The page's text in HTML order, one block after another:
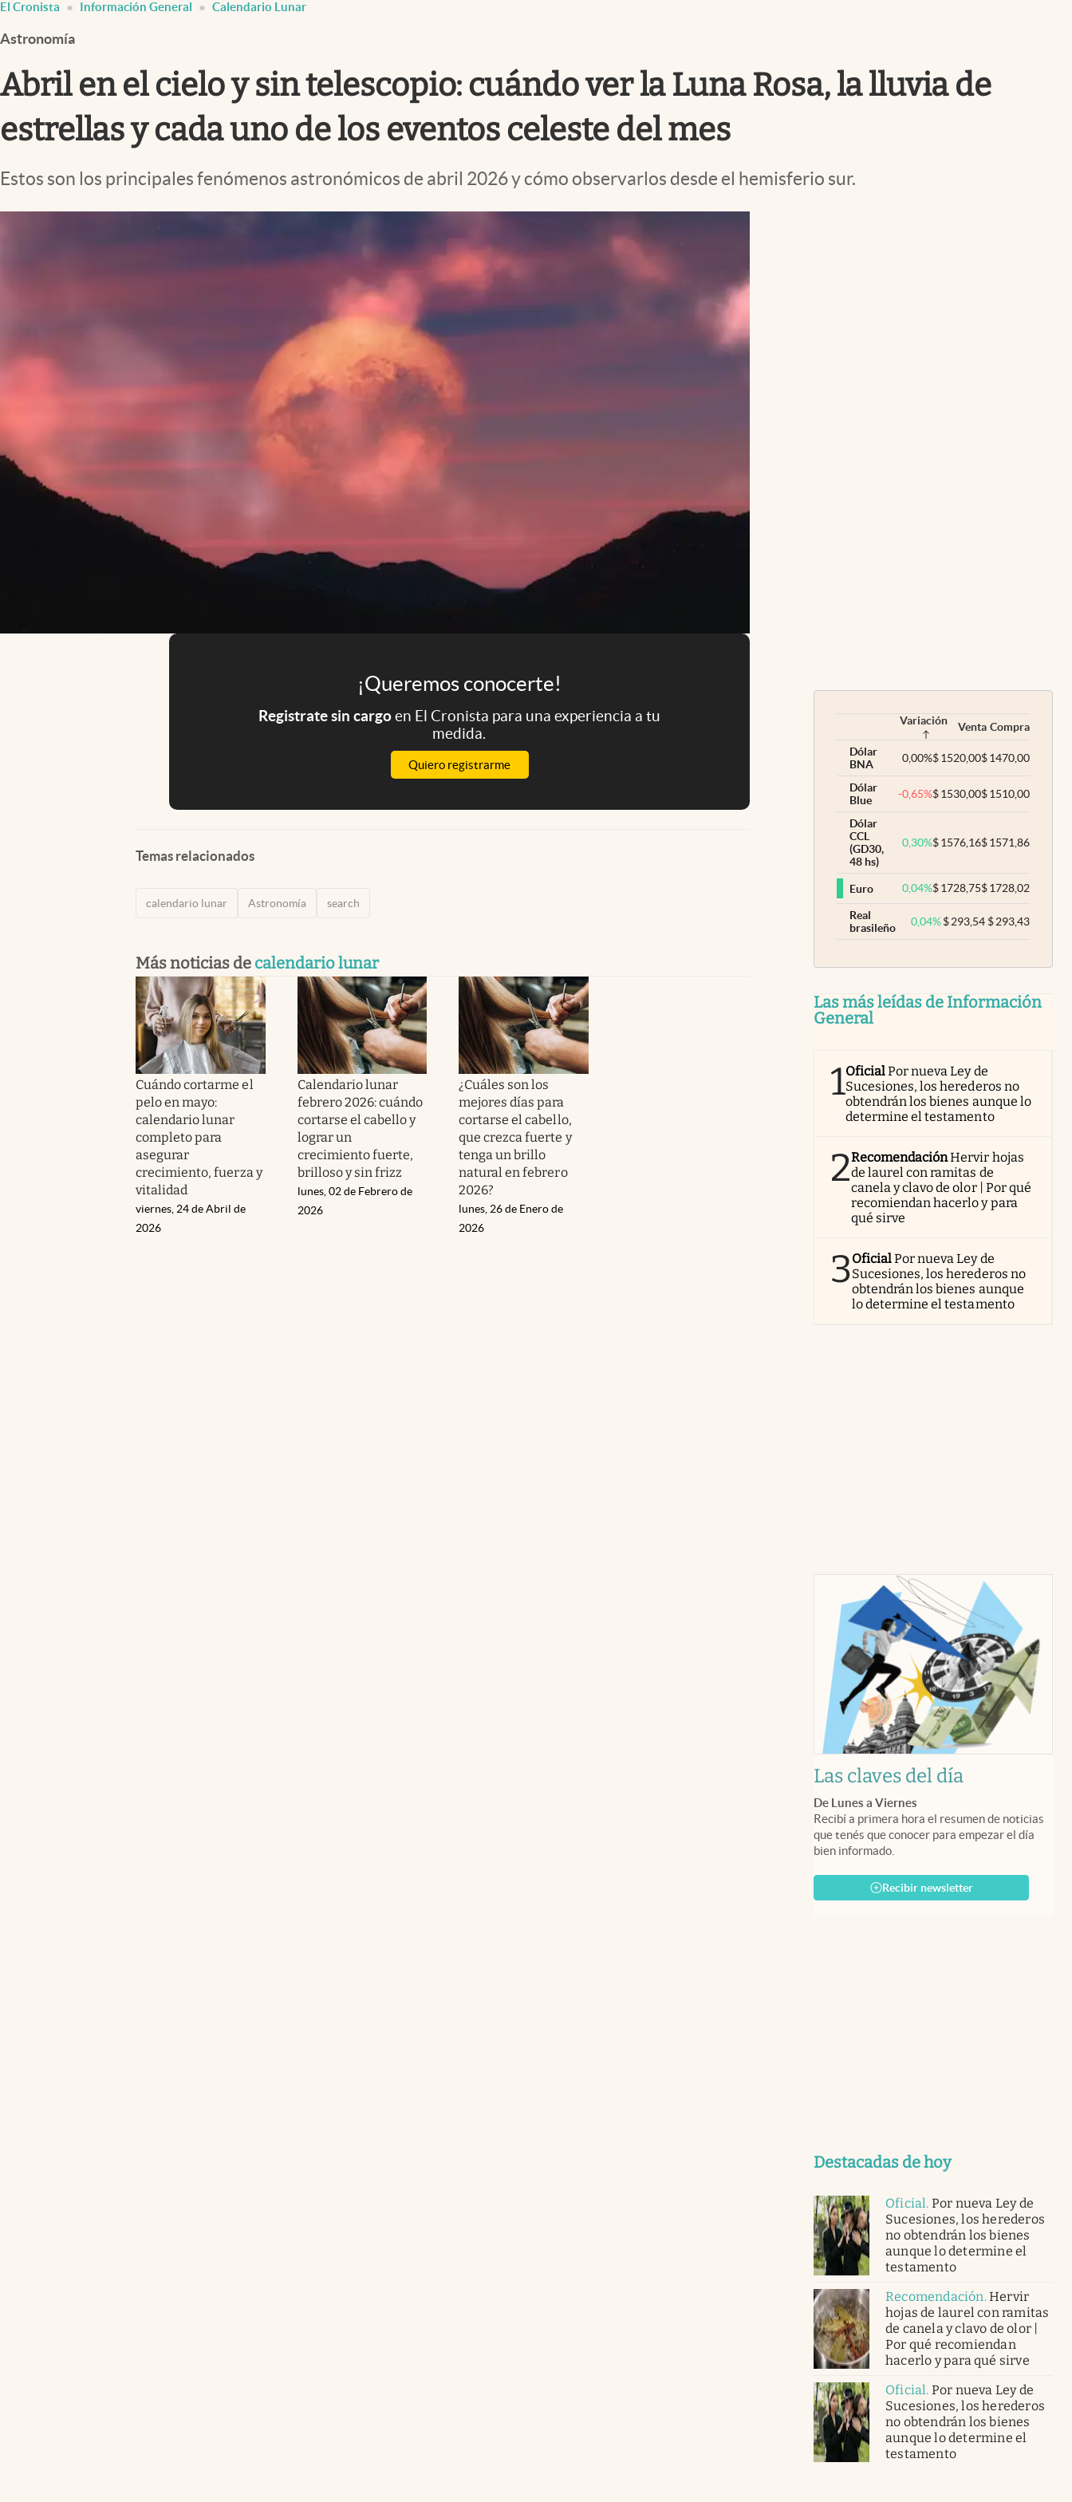
Infotechnology
Clase
Clima
Mundial 2026
Eventos Corporativos
El Cronista Información General Calendario Lunar
Astronomía
Abril en el cielo y sin telescopio: cuándo ver la Luna Rosa, la lluvia de
estrellas y cada uno de los eventos celeste del mes
Estos son los principales fenómenos astronómicos de abril 2026 y cómo observarlos desde el hemisferio sur.
¡Queremos conocerte!
Registrate sin cargoen El Cronista para una experiencia a tu
medida.
Quiero registrarme
Temas relacionados
calendario lunar Astronomía search
Más noticias de calendario lunar
Cuándo cortarme el
pelo en mayo:
calendario lunar
completo para
asegurar
crecimiento, fuerza y
vitalidad
viernes, 24 de Abril de
2026
Calendario lunar
febrero 2026: cuándo
cortarse el cabello y
lograr un
crecimiento fuerte,
brilloso y sin frizz
lunes, 02 de Febrero de
2026
¿Cuáles son los
mejores días para
cortarse el cabello,
que crezca fuerte y
tenga un brillo
natural en febrero
2026?
lunes, 26 de Enero de
2026
Variación Venta Compra
Dólar
BNA
0,00%$1520,00$1470,00
Dólar
Blue
-0,65%$1530,00$1510,00
Dólar
CCL
(GD30,
48 hs)
0,30%$1576,16$1571,86
Euro 0,04%$1728,75$1728,02
Real
brasileño
0,04% $293,54 $293,43
Las más leídas de Información
General
1OficialPor nueva Ley de
Sucesiones, los herederos no
obtendrán los bienes aunque lo
determine el testamento
2RecomendaciónHervir hojas
de laurel con ramitas de
canela y clavo de olor | Por qué
recomiendan hacerlo y para
qué sirve
3OficialPor nueva Ley de
Sucesiones, los herederos no
obtendrán los bienes aunque
lo determine el testamento
Las claves del día
De Lunes a Viernes
Recibí a primera hora el resumen de noticias
que tenés que conocer para empezar el día
bien informado.
Recibir newsletter
Destacadas de hoy
Oficial. Por nueva Ley de
Sucesiones, los herederos
no obtendrán los bienes
aunque lo determine el
testamento
Recomendación.Hervir
hojas de laurel con ramitas
de canela y clavo de olor |
Por qué recomiendan
hacerlo y para qué sirve
Oficial. Por nueva Ley de
Sucesiones, los herederos
no obtendrán los bienes
aunque lo determine el
testamento